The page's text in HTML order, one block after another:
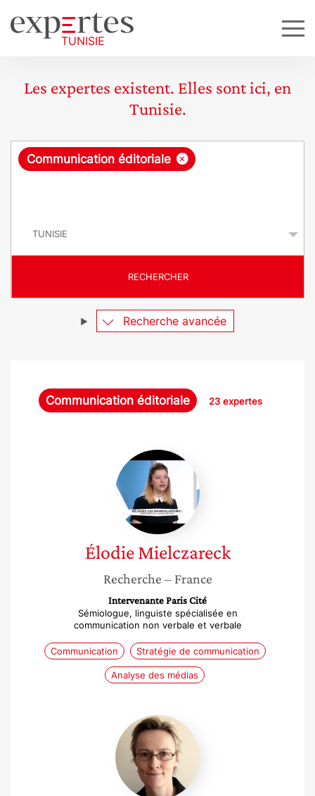
Les expertes existent. Elles sont ici, en
Tunisie.
R
ê
e
×
Communication éditoriale
RECHERCHER
Recherche avancée
Communication éditoriale 23 expertes
Élodie
Mielczareck
Élodie Mielczareck
Recherche – France
Intervenante Paris Cité
Sémiologue, linguiste spécialisée en
communication non verbale et verbale
Communication Stratégie de communication
Analyse des médias
Stéphanie
Guillaume